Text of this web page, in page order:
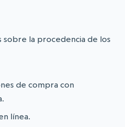
sobre la procedencia de los
de compra con
línea.